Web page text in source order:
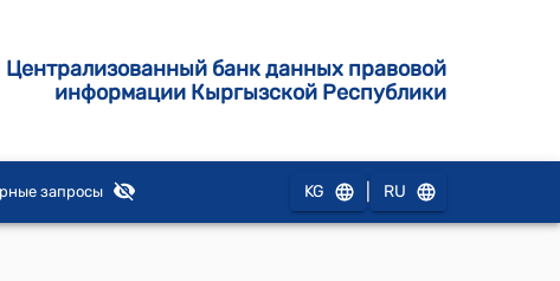
Централизованный банк данных правовой
информации Кыргызской Республики
запросы KG RU